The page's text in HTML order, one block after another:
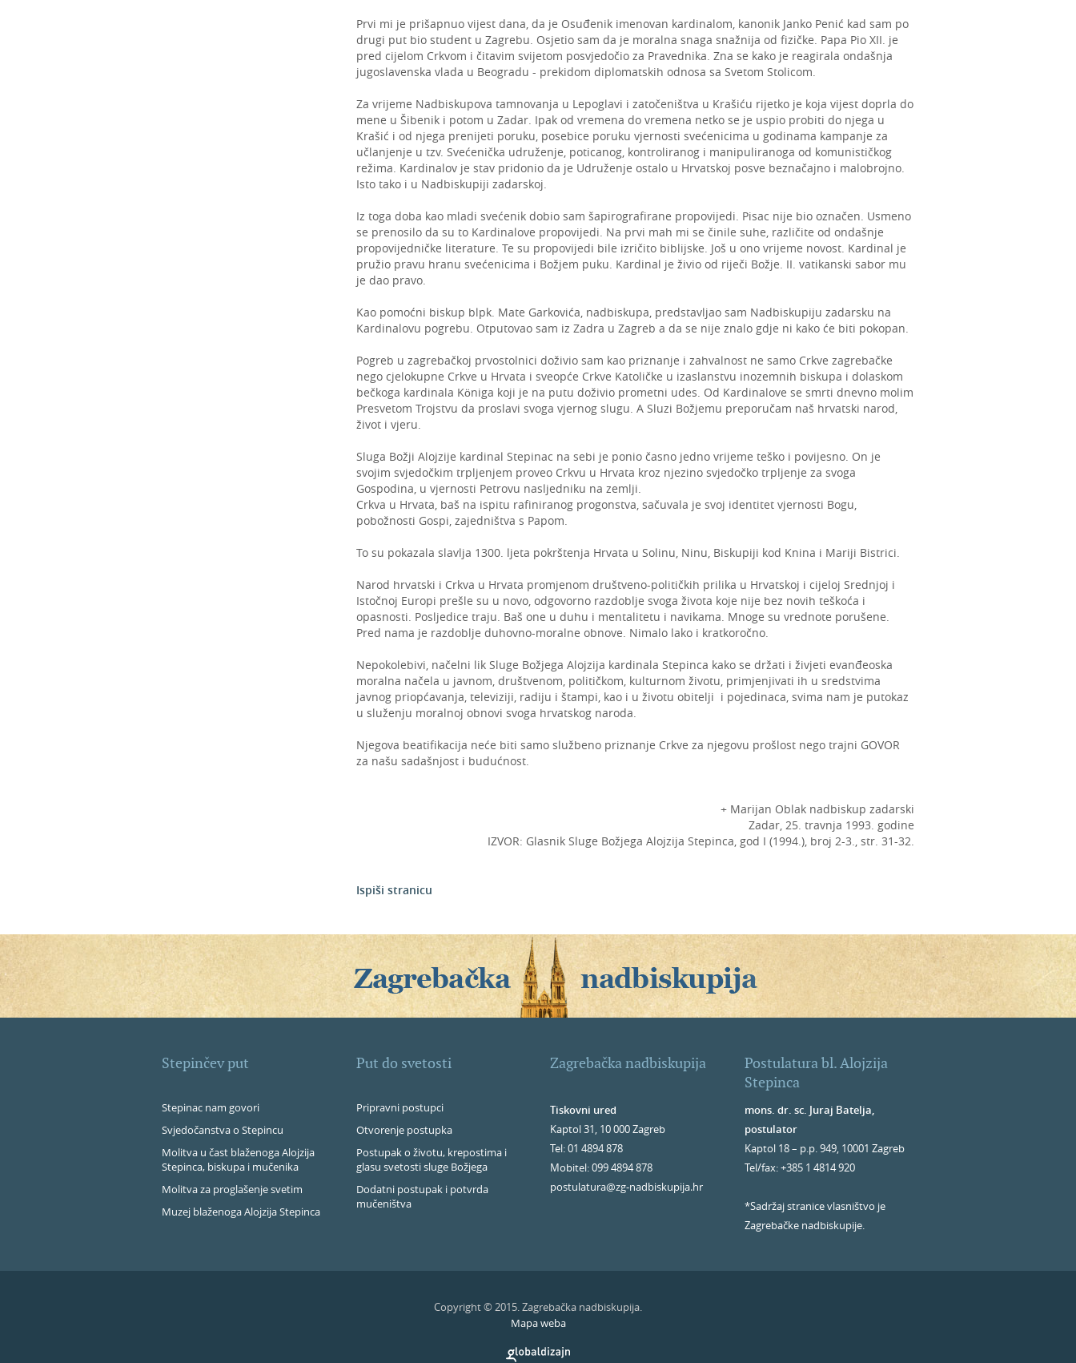
Prvi mi je prišapnuo vijest dana, da je Osuđenik imenovan kardinalom, kanonik Janko Penić kad sam po
drugi put bio student u Zagrebu. Osjetio sam da je moralna snaga snažnija od fizičke. Papa Pio XII. je
pred cijelom Crkvom i čitavim svijetom posvjedočio za Pravednika. Zna se kako je reagirala ondašnja
jugoslavenska vlada u Beogradu - prekidom diplomatskih odnosa sa Svetom Stolicom.
Za vrijeme Nadbiskupova tamnovanja u Lepoglavi i zatočeništva u Krašiću rijetko je koja vijest doprla do
mene u Šibenik i potom u Zadar. Ipak od vremena do vremena netko se je uspio probiti do njega u
Krašić i od njega prenijeti poruku, posebice poruku vjernosti svećenicima u godinama kampanje za
učlanjenje u tzv. Svećenička udruženje, poticanog, kontroliranog i manipuliranoga od komunističkog
režima. Kardinalov je stav pridonio da je Udruženje ostalo u Hrvatskoj posve beznačajno i malobrojno.
Isto tako i u Nadbiskupiji zadarskoj.
Iz toga doba kao mladi svećenik dobio sam šapirografirane propovijedi. Pisac nije bio označen. Usmeno
se prenosilo da su to Kardinalove propovijedi. Na prvi mah mi se činile suhe, različite od ondašnje
propovijedničke literature. Te su propovijedi bile izričito biblijske. Još u ono vrijeme novost. Kardinal je
pružio pravu hranu svećenicima i Božjem puku. Kardinal je živio od riječi Božje. II. vatikanski sabor mu
je dao pravo.
Kao pomoćni biskup blpk. Mate Garkovića, nadbiskupa, predstavljao sam Nadbiskupiju zadarsku na
Kardinalovu pogrebu. Otputovao sam iz Zadra u Zagreb a da se nije znalo gdje ni kako će biti pokopan.
Pogreb u zagrebačkoj prvostolnici doživio sam kao priznanje i zahvalnost ne samo Crkve zagrebačke
nego cjelokupne Crkve u Hrvata i sveopće Crkve Katoličke u izaslanstvu inozemnih biskupa i dolaskom
bečkoga kardinala Königa koji je na putu doživio prometni udes. Od Kardinalove se smrti dnevno molim
Presvetom Trojstvu da proslavi svoga vjernog slugu. A Sluzi Božjemu preporučam naš hrvatski narod,
život i vjeru.
Sluga Božji Alojzije kardinal Stepinac na sebi je ponio časno jedno vrijeme teško i povijesno. On je
svojim svjedočkim trpljenjem proveo Crkvu u Hrvata kroz njezino svjedočko trpljenje za svoga
Gospodina, u vjernosti Petrovu nasljedniku na zemlji.
Crkva u Hrvata, baš na ispitu rafiniranog progonstva, sačuvala je svoj identitet vjernosti Bogu,
pobožnosti Gospi, zajedništva s Papom.
To su pokazala slavlja 1300. ljeta pokrštenja Hrvata u Solinu, Ninu, Biskupiji kod Knina i Mariji Bistrici.
Narod hrvatski i Crkva u Hrvata promjenom društveno-političkih prilika u Hrvatskoj i cijeloj Srednjoj i
Istočnoj Europi prešle su u novo, odgovorno razdoblje svoga života koje nije bez novih teškoća i
opasnosti. Posljedice traju. Baš one u duhu i mentalitetu i navikama. Mnoge su vrednote porušene.
Pred nama je razdoblje duhovno-moralne obnove. Nimalo lako i kratkoročno.
Nepokolebivi, načelni lik Sluge Božjega Alojzija kardinala Stepinca kako se držati i živjeti evanđeoska
moralna načela u javnom, društvenom, političkom, kulturnom životu, primjenjivati ih u sredstvima
javnog priopćavanja, televiziji, radiju i štampi, kao i u životu obitelji i pojedinaca, svima nam je putokaz
u služenju moralnoj obnovi svoga hrvatskog naroda.
Njegova beatifikacija neće biti samo službeno priznanje Crkve za njegovu prošlost nego trajni GOVOR
za našu sadašnjost i budućnost.
+ Marijan Oblak nadbiskup zadarski
Zadar, 25. travnja 1993. godine
IZVOR: Glasnik Sluge Božjega Alojzija Stepinca, god I (1994.), broj 2-3., str. 31-32.
Ispiši stranicu
Stepinčev put
Stepinac nam govori
Svjedočanstva o Stepincu
Molitva u čast blaženoga Alojzija
Stepinca, biskupa i mučenika
Molitva za proglašenje svetim
Muzej blaženoga Alojzija Stepinca
Put do svetosti
Pripravni postupci
Otvorenje postupka
Postupak o životu, krepostima i
glasu svetosti sluge Božjega
Dodatni postupak i potvrda
mučeništva
Zagrebačka nadbiskupija
Tiskovni ured
Kaptol 31, 10 000 Zagreb
Tel: 01 4894 878
Mobitel: 099 4894 878
postulatura@zg-nadbiskupija.hr
Postulatura bl. Alojzija
Stepinca
mons. dr. sc. Juraj Batelja,
postulator
Kaptol 18 – p.p. 949, 10001 Zagreb
Tel/fax: +385 1 4814 920
*Sadržaj stranice vlasništvo je
Zagrebačke nadbiskupije.
Copyright © 2015. Zagrebačka nadbiskupija.
Mapa weba